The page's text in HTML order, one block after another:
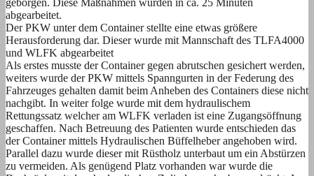
abgearbeitet.
Der PKW unter dem Container stellte eine etwas größere
Herausforderung dar. Dieser wurde mit Mannschaft des TLFA4000
und WLFK abgearbeitet
Als erstes musste der Container gegen abrutschen gesichert werden,
weiters wurde der PKW mittels Spanngurten in der Federung des
Fahrzeuges gehalten damit beim Anheben des Containers diese nicht
nachgibt. In weiter folge wurde mit dem hydraulischem
Rettungssatz welcher am WLFK verladen ist eine Zugangsöffnung
geschaffen. Nach Betreuung des Patienten wurde entschieden das
der Container mittels Hydraulischen Büffelheber angehoben wird.
Parallel dazu wurde dieser mit Rüstholz unterbaut um ein Abstürzen
zu vermeiden. Als genügend Platz vorhanden war wurde die